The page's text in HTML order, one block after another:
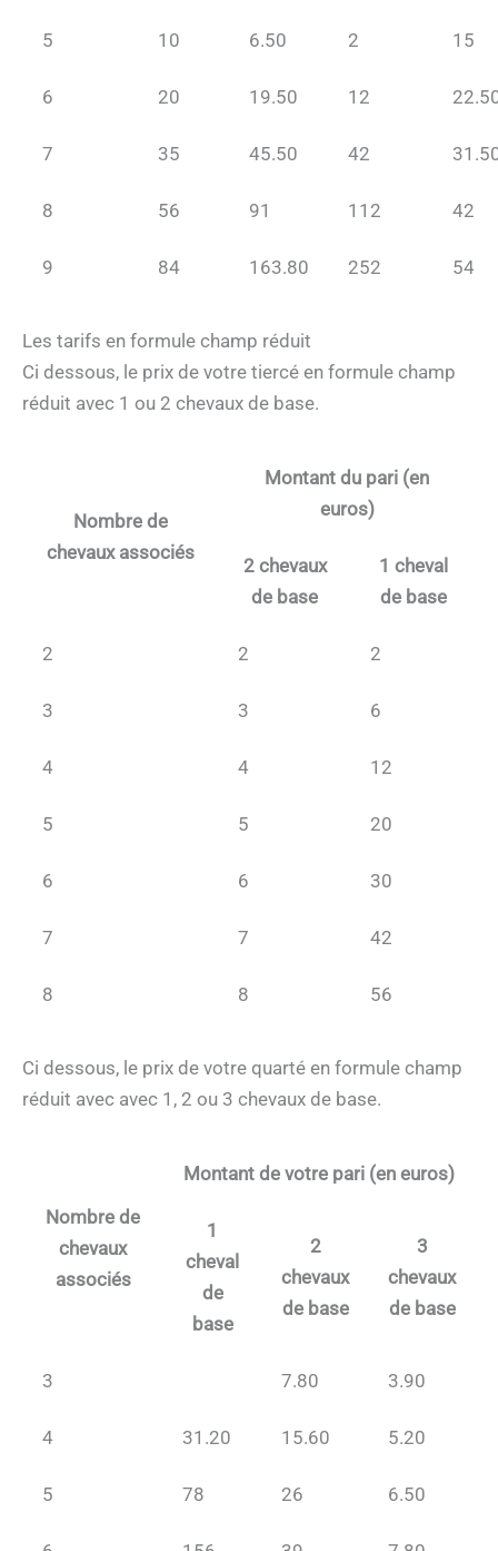
5 10 6.50 2 15
6 20 19.50 12
7 35 45.50 42
8 56 91 112 42
9 84 163.80 252 54
Les tarifs en formule champ réduit
Ci dessous, le prix de votre tiercé en formule champ
réduit avec 1 ou 2 chevaux de base.
Nombre de
chevaux associés
Montant du pari (en
euros)
2 chevaux
de base
1 cheval
de base
2 2 2
3 3 6
4 4 12
5 5 20
6 6 30
7 7 42
8 8 56
Ci dessous, le prix de votre quarté en formule champ
réduit avec avec 1, 2 ou 3 chevaux de base.
Nombre de
chevaux
associés
Montant de votre pari (en euros)
1
cheval
de
base
2
chevaux
de base
3
chevaux
de base
3 7.80 3.90
4 31.20 15.60 5.20
5 78 26 6.50